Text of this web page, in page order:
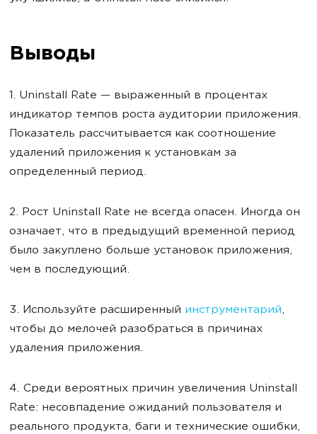
Выводы
1. Uninstall Rate — выраженный в процентах
индикатор темпов роста аудитории приложения.
Показатель рассчитывается как соотношение
удалений приложения к установкам за
определенный период.
2. Рост Uninstall Rate не всегда опасен. Иногда он
означает, что в предыдущий временной период
было закуплено больше установок приложения,
чем в последующий.
3. Используйте расширенный инструментарий,
чтобы до мелочей разобраться в причинах
удаления приложения.
4. Среди вероятных причин увеличения Uninstall
Rate: несовпадение ожиданий пользователя и
реального продукта, баги и технические ошибки,